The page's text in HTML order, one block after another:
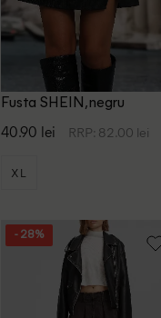
Fusta SHEIN, negru
40.90 lei RRP: 82.00 lei
XL
- 28%